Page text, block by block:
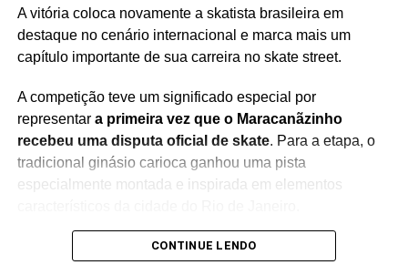
A vitória coloca novamente a skatista brasileira em
destaque no cenário internacional e marca mais um
capítulo importante de sua carreira no skate street.
A competição teve um significado especial por
representar a primeira vez que o Maracanãzinho
recebeu uma disputa oficial de skate. Para a etapa, o
tradicional ginásio carioca ganhou uma pista
especialmente montada e inspirada em elementos
O SLS Rio Takeover correspondeu à
CONTINUE LENDO